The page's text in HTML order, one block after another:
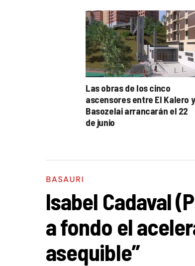
Las obras de los cinco
ascensores entre El Kalero y
Basozelai arrancarán el 22
de junio
BASAURI
Isabel Cadaval
a fondo el
asequible”